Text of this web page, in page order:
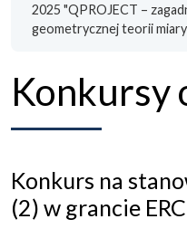
2025 "QPROJECT –
geometrycznej teorii
Konkursy
Konkurs na
(2) w grancie